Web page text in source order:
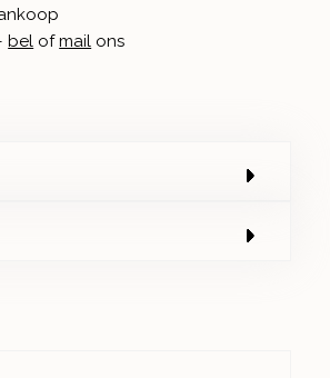
bel ofmail ons